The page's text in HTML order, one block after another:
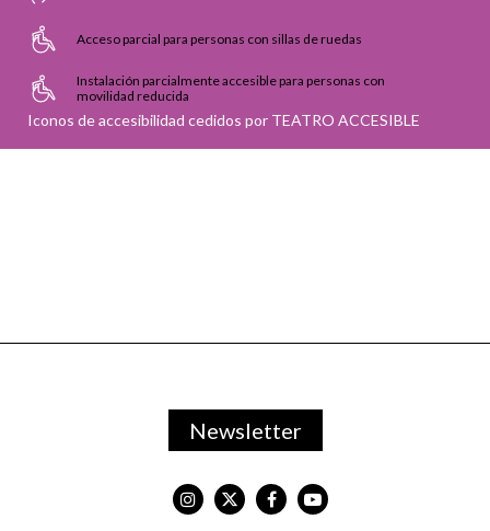
Acceso parcial para personas con sillas de ruedas
Instalación parcialmente accesible para personas con
movilidad reducida
Iconos de accesibilidad cedidos por TEATRO ACCESIBLE
Newsletter